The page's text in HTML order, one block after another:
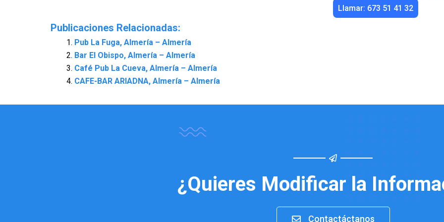
Llamar: 673 51 41 32
Publicaciones Relacionadas:
Pub La Fuga, Almería – Almería
Bar El Obispo, Almería – Almería
Café Pub La Cueva, Almería – Almería
CAFE-BAR ARIADNA, Almería – Almería
¿Quieres Modificar la
Contactáctanos